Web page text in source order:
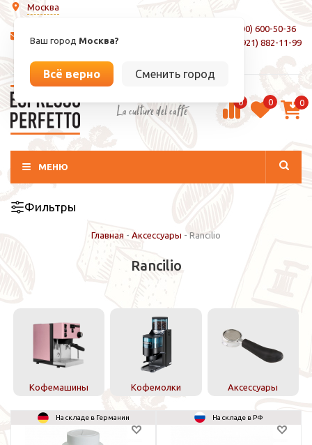
Москва
Ваш город Москва?
Всё верно Сменить город
info@espressoperfetto.ru
8 (800) 600-50-36
+7 (921) 882-11-99
La culture del caffé 0 0 0
МЕНЮ
Фильтры
Главная - Аксессуары - Rancilio
Rancilio
Кофемашины Кофемолки Аксессуары
На складе в Германии На складе в РФ